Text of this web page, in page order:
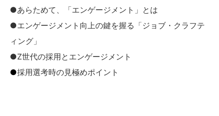
●あらためて、「エンゲージメント」とは
●エンゲージメント向上の鍵を握る「ジョブ・クラフテ
ィング」
●Z世代の採用とエンゲージメント
●採用選考時の見極めポイント